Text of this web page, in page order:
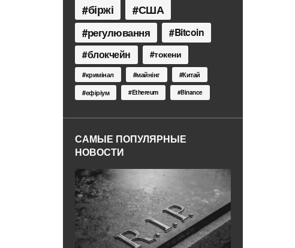
біржі США
регулювання Bitcoin
блокчейн токени
кримінал майнінг
Китай
ефіріум
Ethereum Binance
САМЫЕ ПОПУЛЯРНЫЕ
НОВОСТИ